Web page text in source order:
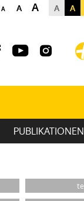
A A A A A
PUBLIKATIONEN